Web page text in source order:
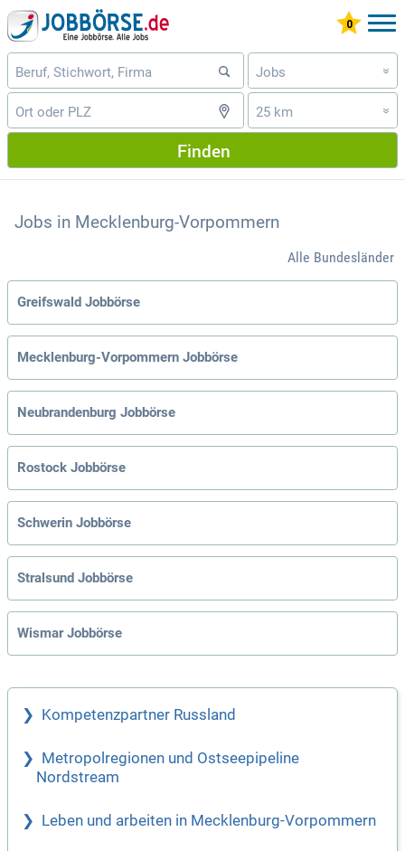
Jobs »
25 km »
Finden
Jobs in Mecklenburg-Vorpommern
Alle Bundesländer
Greifswald Jobbörse
Mecklenburg-Vorpommern Jobbörse
Neubrandenburg Jobbörse
Rostock Jobbörse
Schwerin Jobbörse
Stralsund Jobbörse
Wismar Jobbörse
Kompetenzpartner Russland
Metropolregionen und Ostseepipeline
Nordstream
Leben und arbeiten in Mecklenburg-Vorpommern